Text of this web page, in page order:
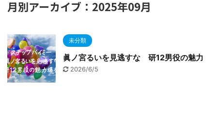
月別アーカイブ：2025年09月
未分類
眞ノ宮るいを見逃すな 研12男役の魅力
2026/6/5